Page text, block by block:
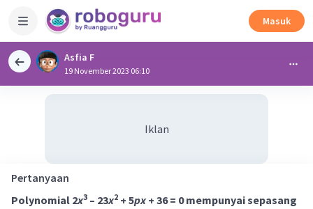
Masuk
Asfia F
19 November 2023 06:10
Iklan
Pertanyaan
Polynomial 2x3 – 23x2 + 5px+ 36 = 0 mempunyai sepasang